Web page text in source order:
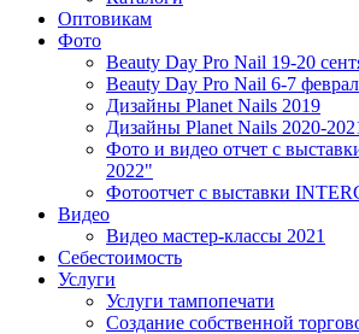
Оптовикам
Фото
Beauty Day Pro Nail 19-20
Beauty Day Pro Nail 6-7
Дизайны Planet Nails 2019
Дизайны Planet Nails 2020-
Фото и видео отчет с
2022"
Фотоотчет с выставки
Видео
Видео мастер-классы 2021
Себестоимость
Услуги
Услуги тампопечати
Создание собственной